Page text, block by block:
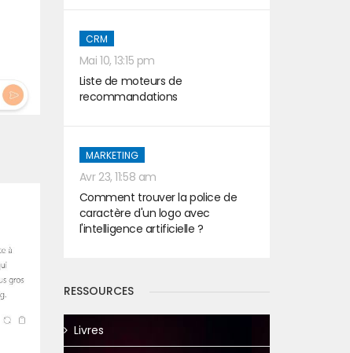
CRM
Mai 10, 13:15 pm
Liste de moteurs de
recommandations
MARKETING
Avr 23, 11:58 am
Comment trouver la police de
caractère d'un logo avec
l'intelligence artificielle ?
RESSOURCES
Livres